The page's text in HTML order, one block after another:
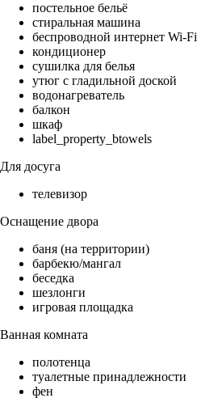
постельное бельё
стиральная машина
беспроводной интернет Wi-Fi
кондиционер
сушилка для белья
утюг с гладильной доской
водонагреватель
балкон
шкаф
label_property_btowels
Для досуга
телевизор
Оснащение двора
баня (на территории)
барбекю/мангал
беседка
шезлонги
игровая площадка
Ванная комната
полотенца
туалетные принадлежности
фен